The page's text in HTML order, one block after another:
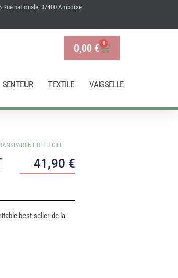
Rue nationale, 37400 Amboise
0,00 € 0
Panier
SENTEUR TEXTILE VAISSELLE
BLEU CIEL
41,90 €
best-seller de la
BLEU
FISH&FISH